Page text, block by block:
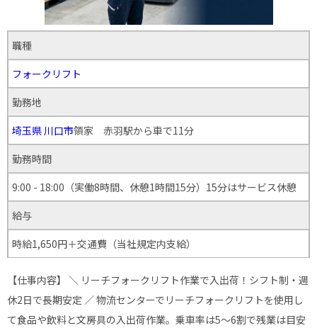
職種
フォークリフト
勤務地
埼玉県川口市領家 赤羽駅から車で11分
勤務時間
9:00 - 18:00（実働8時間、休憩1時間15分）15分はサービス休憩
給与
時給1,650円＋交通費（当社規定内支給）
【仕事内容】 ＼ リーチフォークリフト作業で入出荷！シフト制・週
休2日で長期安定 ／ 物流センターでリーチフォークリフトを使用し
て食品や飲料と文房具の入出荷作業。乗車率は5～6割で残業は目安